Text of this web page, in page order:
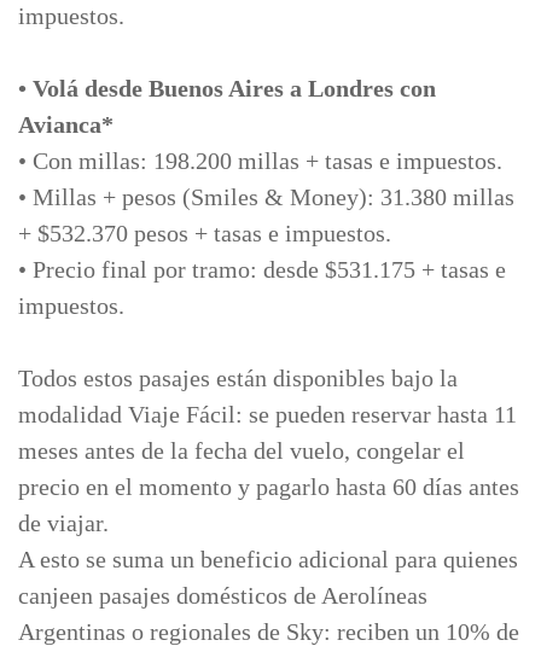
impuestos.
• Volá desde Buenos Aires a Londres con
Avianca*
• Con millas: 198.200 millas + tasas e impuestos.
• Millas + pesos (Smiles & Money): 31.380 millas
+ $532.370 pesos + tasas e impuestos.
• Precio final por tramo: desde $531.175 + tasas e
impuestos.
Todos estos pasajes están disponibles bajo la
modalidad Viaje Fácil: se pueden reservar hasta 11
meses antes de la fecha del vuelo, congelar el
precio en el momento y pagarlo hasta 60 días antes
de viajar.
A esto se suma un beneficio adicional para quienes
canjeen pasajes domésticos de Aerolíneas
Argentinas o regionales de Sky: reciben un 10% de